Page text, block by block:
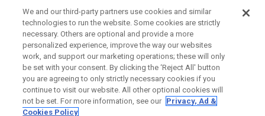
UNTERNEHMENSPROFIL
RECHTLICHES-
We and our third-party partners use cookies and similar
technologies to run the website. Some cookies are strictly
necessary. Others are optional and provide a more
personalized experience, improve the way our websites
work, and support our marketing operations; these will only
be set with your consent. By clicking the ‘Reject All' button
you are agreeing to only strictly necessary cookies if you
continue to visit our website. All other optional cookies will
not be set. For more information, see our Privacy, Ad &
Cookies Policy